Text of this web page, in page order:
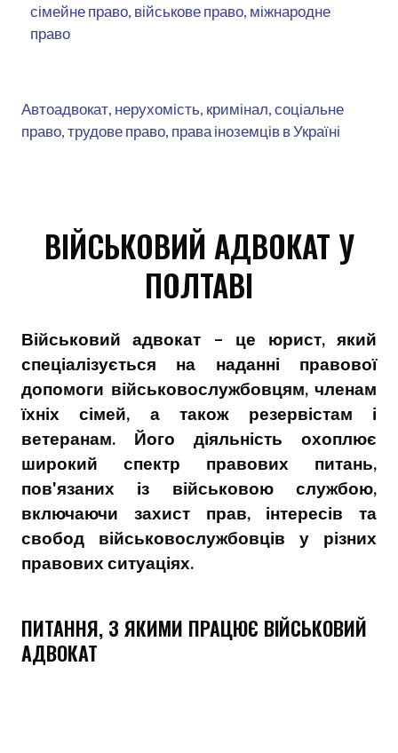
сімейне право, військове право, міжнародне
право
Автоадвокат, нерухомість, кримінал, соціальне
право, трудове право, права іноземців в Україні
ВІЙСЬКОВИЙ АДВОКАТ У
ПОЛТАВІ
Військовий адвокат – це юрист, який
спеціалізується на наданні правової
допомоги військовослужбовцям, членам
їхніх сімей, а також резервістам і
ветеранам. Його діяльність охоплює
широкий спектр правових питань,
пов'язаних із військовою службою,
включаючи захист прав, інтересів та
свобод військовослужбовців у різних
правових ситуаціях.
ПИТАННЯ, З ЯКИМИ ПРАЦЮЄ ВІЙСЬКОВИЙ
АДВОКАТ